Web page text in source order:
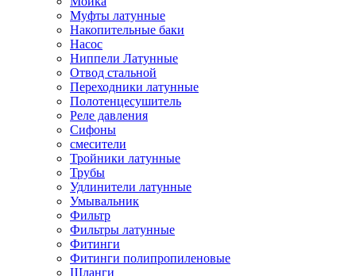
Муфты латунные
Накопительные баки
Насос
Ниппели Латунные
Отвод стальной
Переходники латунные
Полотенцесушитель
Реле давления
Сифоны
смесители
Тройники латунные
Трубы
Удлинители латунные
Умывальник
Фильтр
Фильтры латунные
Фитинги
Фитинги полипропиленовые
Шланги